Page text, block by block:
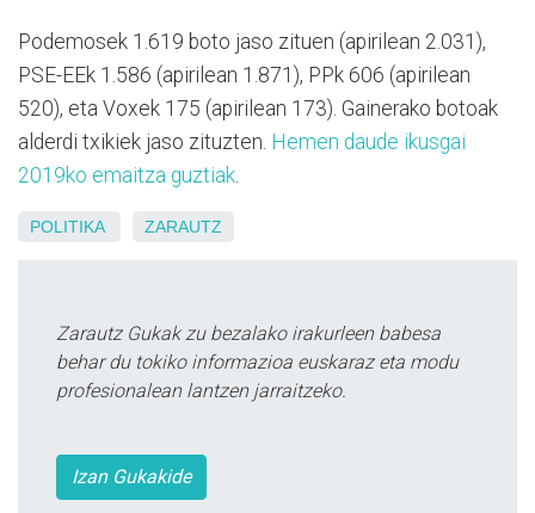
Podemosek 1.619 boto jaso zituen (apirilean 2.031),
PSE-EEk 1.586 (apirilean 1.871), PPk 606 (apirilean
520), eta Voxek 175 (apirilean 173). Gainerako botoak
alderdi txikiek jaso zituzten. Hemen daude ikusgai
2019ko emaitza guztiak
POLITIKA ZARAUTZ
Zarautz Gukak zu bezalako irakurleen babesa
behar du tokiko informazioa euskaraz eta modu
profesionalean lantzen jarraitzeko.
Izan Gukakide